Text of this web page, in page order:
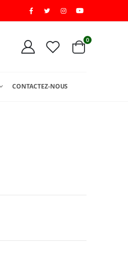
0
CONTACTEZ-NOUS